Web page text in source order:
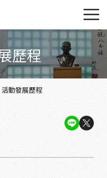
歷程
活動發展歷程